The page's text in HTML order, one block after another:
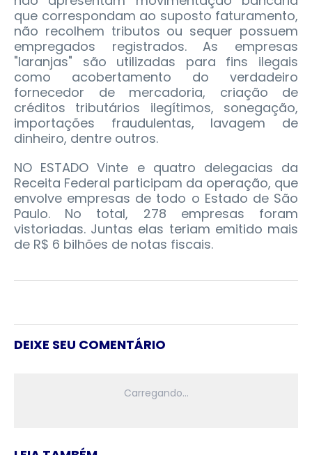
que correspondam ao suposto faturamento,
não recolhem tributos ou sequer possuem
empregados registrados. As empresas
"laranjas" são utilizadas para fins ilegais
como acobertamento do verdadeiro
fornecedor de mercadoria, criação de
créditos tributários ilegítimos, sonegação,
importações fraudulentas, lavagem de
dinheiro, dentre outros.
NO ESTADO Vinte e quatro delegacias da
Receita Federal participam da operação, que
envolve empresas de todo o Estado de São
Paulo. No total, 278 empresas foram
vistoriadas. Juntas elas teriam emitido mais
de R$ 6 bilhões de notas fiscais.
DEIXE SEU COMENTÁRIO